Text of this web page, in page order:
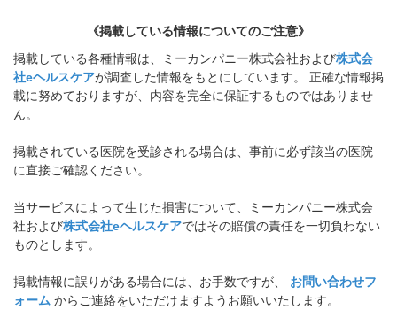
《掲載している情報についてのご注意》
掲載している各種情報は、ミーカンパニー株式会社および株式会
社eヘルスケアが調査した情報をもとにしています。 正確な情報掲
載に努めておりますが、内容を完全に保証するものではありませ
ん。
掲載されている医院を受診される場合は、事前に必ず該当の医院
に直接ご確認ください。
当サービスによって生じた損害について、ミーカンパニー株式会
社および株式会社eヘルスケアではその賠償の責任を一切負わない
ものとします。
掲載情報に誤りがある場合には、お手数ですが、
お問い合わせフ
ォーム からご連絡をいただけますようお願いいたします。